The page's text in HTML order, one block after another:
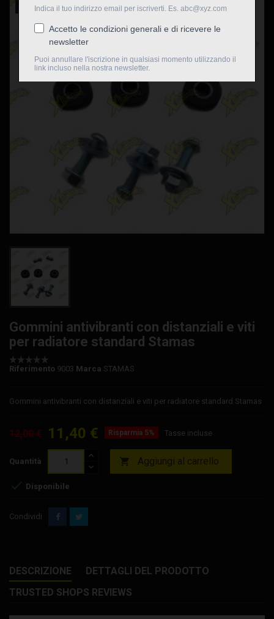
Nuovo
Gommini antivibranti con distanziali e viti
per radiatore standard Stamas
Riferimento 9003 Marca STAMAS
Gommini antivibranti con distanziali e viti per radiatore standard Stamas
12,00 € 11,40 € Risparmia 5% Tasse incluse
Quantità  Aggiungi al carrello
 Disponibile
Condividi
DESCRIZIONE
DETTAGLI DEL PRODOTTO
TRUSTED SHOPS REVIEWS